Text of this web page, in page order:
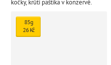
kočky, krůtí paštika v konzervě.
vytvořené pro uspokojení
náročných chutí vašeho kočičího
přítele.
85g
26 Kč